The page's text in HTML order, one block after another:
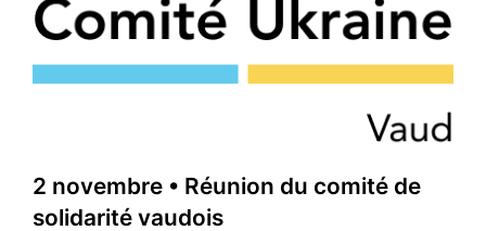
sanctions
sur
les
matières
premières
réclamé
le
2 novembre • Réunion du comité de
solidarité vaudois